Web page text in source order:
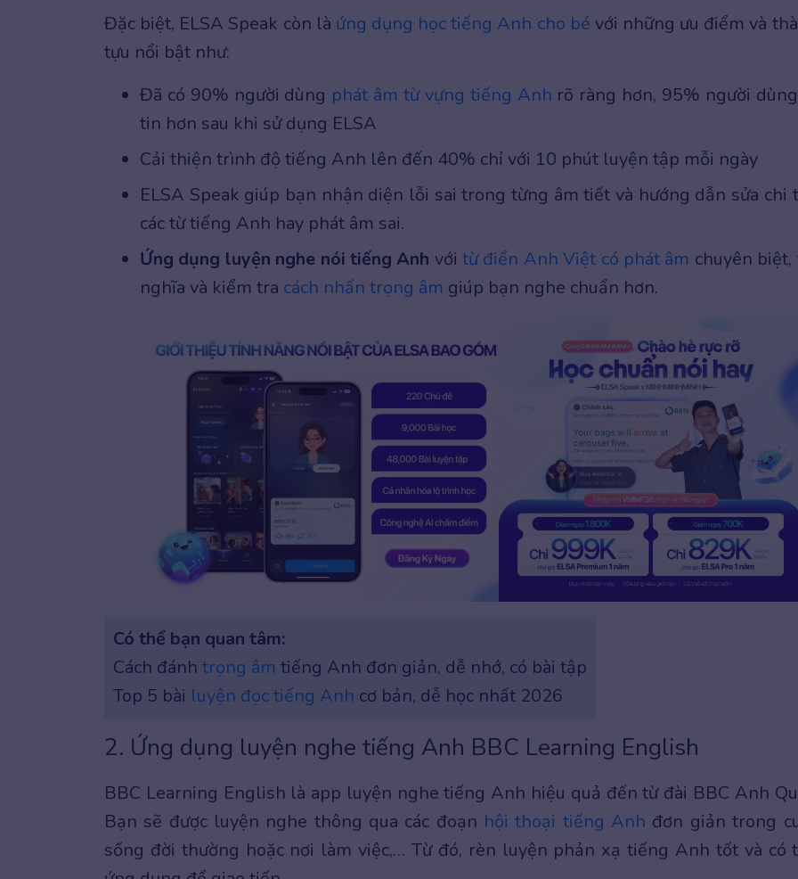
Đặc biệt, ELSA Speak còn là ứng dụng học tiếng Anh cho bé với những ưu điểm và
tựu nổi bật như:
Đã có 90% người dùng phát âm từ vựng tiếng Anh rõ ràng hơn, 95% người
tin hơn sau khi sử dụng ELSA
Cải thiện trình độ tiếng Anh lên đến 40% chỉ với 10 phút luyện tập mỗi ngày
ELSA Speak giúp bạn nhận diện lỗi sai trong từng âm tiết và hướng dẫn sửa chi
các từ tiếng Anh hay phát âm sai.
Ứng dụng luyện nghe nói tiếng Anh vớitừ điển Anh Việt có phát âm chuyên biệt,
nghĩa và kiểm tra cách nhấn trọng âm giúp bạn nghe chuẩn hơn.
Có thể bạn quan tâm:
Cách đánh trọng âm tiếng Anh đơn giản, dễ nhớ, có bài tập
Top 5 bài luyện đọc tiếng Anh cơ bản, dễ học nhất 2026
2. Ứng dụng luyện nghe tiếng Anh BBC Learning English
BBC Learning English là app luyện nghe tiếng Anh hiệu quả đến từ đài BBC Anh
Bạn sẽ được luyện nghe thông qua các đoạn hội thoại tiếng Anh đơn giản trong
sống đời thường hoặc nơi làm việc,… Từ đó, rèn luyện phản xạ tiếng Anh tốt và có